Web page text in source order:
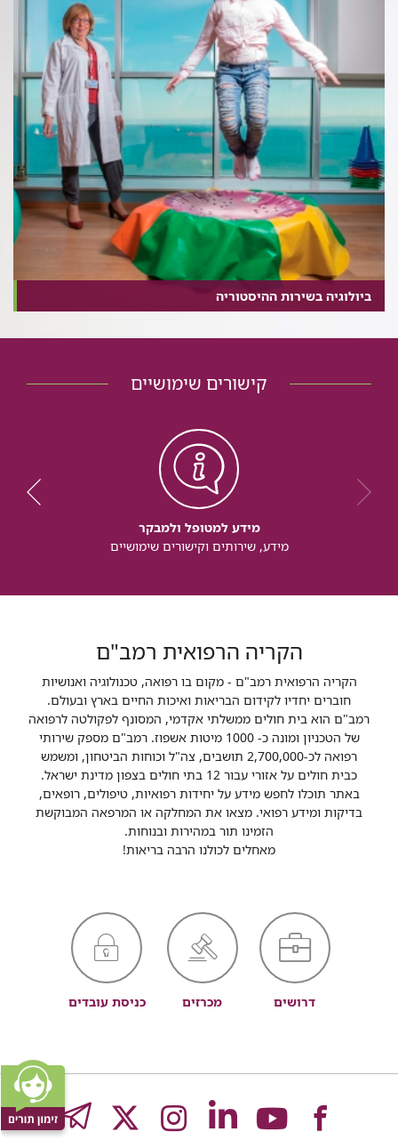
ביולוגיה בשירות ההיסטוריה
קישורים שימושיים
מידע למטופל ולמבקר
מידע, שירותים וקישורים שימושיים
הקריה הרפואית רמב"ם
הקריה הרפואית רמב"ם - מקום בו רפואה, טכנולוגיה ואנושיות
חוברים יחדיו לקידום הבריאות ואיכות החיים בארץ ובעולם.
רמב"ם הוא בית חולים ממשלתי אקדמי, המסונף לפקולטה לרפואה
של הטכניון ומונה כ- 1000 מיטות אשפוז. רמב"ם מספק שירותי
רפואה לכ-2,700,000 תושבים, צה"ל וכוחות הביטחון, ומשמש
כבית חולים על אזורי עבור 12 בתי חולים בצפון מדינת ישראל.
באתר תוכלו לחפש מידע על יחידות רפואיות, טיפולים, רופאים,
בדיקות ומידע רפואי. מצאו את המחלקה או המרפאה המבוקשת
הזמינו תור במהירות ובנוחות.
מאחלים לכולנו הרבה בריאות!
דרושים מכרזים כניסת עובדים
לעמוד
לעמוד
לעמוד
לעמוד
לעמוד